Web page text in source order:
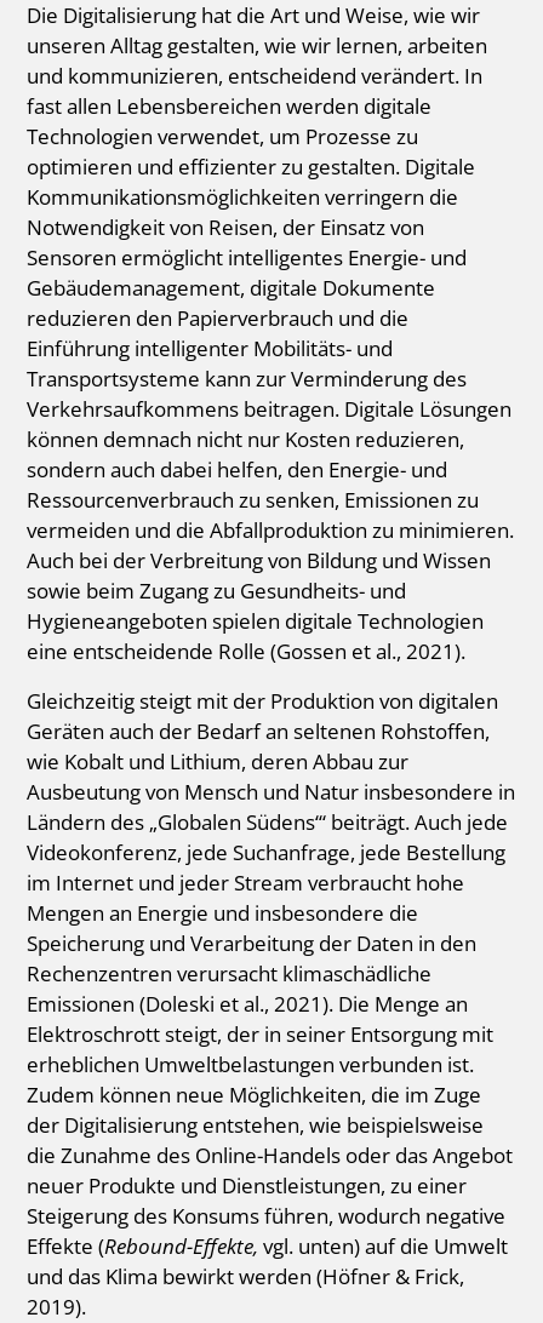
Die Digitalisierung hat die Art und Weise, wie wir
unseren Alltag gestalten, wie wir lernen, arbeiten
und kommunizieren, entscheidend verändert. In
fast allen Lebensbereichen werden digitale
Technologien verwendet, um Prozesse zu
optimieren und effizienter zu gestalten. Digitale
Kommunikationsmöglichkeiten verringern die
Notwendigkeit von Reisen, der Einsatz von
Sensoren ermöglicht intelligentes Energie- und
Gebäudemanagement, digitale Dokumente
reduzieren den Papierverbrauch und die
Einführung intelligenter Mobilitäts- und
Transportsysteme kann zur Verminderung des
Verkehrsaufkommens beitragen. Digitale Lösungen
können demnach nicht nur Kosten reduzieren,
sondern auch dabei helfen, den Energie- und
Ressourcenverbrauch zu senken, Emissionen zu
vermeiden und die Abfallproduktion zu minimieren.
Auch bei der Verbreitung von Bildung und Wissen
sowie beim Zugang zu Gesundheits- und
Hygieneangeboten spielen digitale Technologien
eine entscheidende Rolle (Gossen et al., 2021).
Gleichzeitig steigt mit der Produktion von digitalen
Geräten auch der Bedarf an seltenen Rohstoffen,
wie Kobalt und Lithium, deren Abbau zur
Ausbeutung von Mensch und Natur insbesondere in
Ländern des „Globalen Südens‘“ beiträgt. Auch jede
Videokonferenz, jede Suchanfrage, jede Bestellung
im Internet und jeder Stream verbraucht hohe
Mengen an Energie und insbesondere die
Speicherung und Verarbeitung der Daten in den
Rechenzentren verursacht klimaschädliche
Emissionen (Doleski et al., 2021). Die Menge an
Elektroschrott steigt, der in seiner Entsorgung mit
erheblichen Umweltbelastungen verbunden ist.
Zudem können neue Möglichkeiten, die im Zuge
der Digitalisierung entstehen, wie beispielsweise
die Zunahme des Online-Handels oder das Angebot
neuer Produkte und Dienstleistungen, zu einer
Steigerung des Konsums führen, wodurch negative
Effekte (Rebound-Effekte,vgl. unten) auf die Umwelt
und das Klima bewirkt werden (Höfner & Frick,
2019).